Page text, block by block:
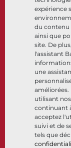
expérience
du contenu
ainsi que
site. De
l'assistant
une
améliorées.
utilisant
continuant
acceptez
suivi et de
tels que
Entreprise
À propos
Sites
Partenariats
Portail clients
Suivez-nous
© 2026